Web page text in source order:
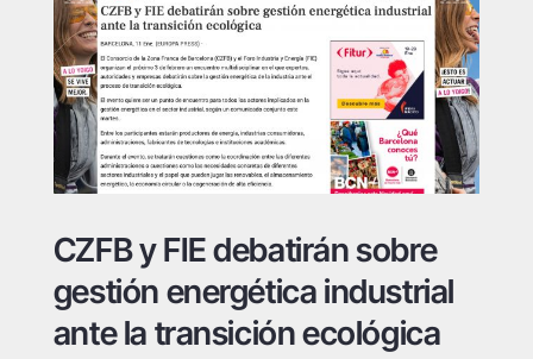
CZFB y FIE debatirán sobre
gestión energética industrial
ante la transición ecológica